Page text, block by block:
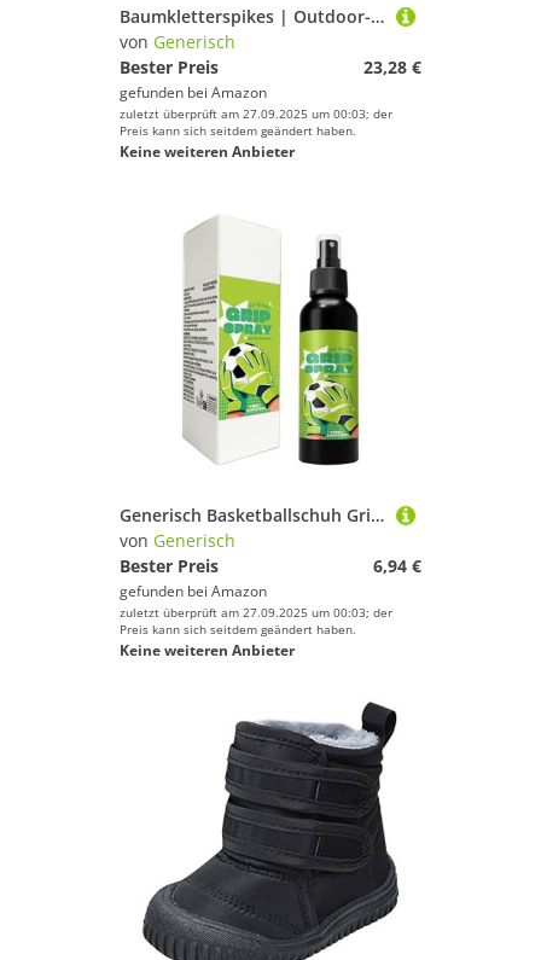
Baumkletterspikes | Outdoor-Kletterschuhe für Katzen, Anti-Rutsch-Ausrüstung mit verstellbarem Riemen zum Holzeinschlagen, Obstpflücken, Bauarbeiten, Jagd
von Generisch
Bester Preis
23,28 €
gefunden bei Amazon
zuletzt überprüft am 27.09.2025 um 00:03; der
Preis kann sich seitdem geändert haben.
Keine weiteren Anbieter
Generisch Basketballschuh Grip Spray - Torhüterhandschuh Griff Klebrig, Traktion & Kontrolle | Mehrzweck-Anti-Rutsch-Spray Für Fußball, Basketbälle, Golf, Baseball, Trainingsportler-Torhüter
von Generisch
Bester Preis
6,94 €
gefunden bei Amazon
zuletzt überprüft am 27.09.2025 um 00:03; der
Preis kann sich seitdem geändert haben.
Keine weiteren Anbieter